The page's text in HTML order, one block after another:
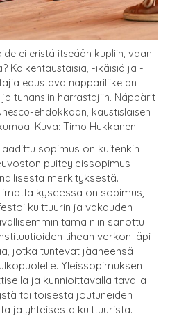
ei eristä itseään kupliin, vaan
Kaikentaustaisia, -ikäisiä ja -
edustava näppäriliike on
tuhansiin harrastajiin. Näppärit
ehdokkaan, kaustislaisen
Kuva: Timo Hukkanen.
sopimus on kuitenkin
puiteyleissopimus
merkityksestä.
kyseessä on sopimus,
kulttuurin ja vakauden
tämä niin sanottu
tiheän verkon läpi
jotka tuntevat jääneensä
Yleissopimuksen
ja kunnioittavalla tavalla
tai toisesta joutuneiden
ja yhteisestä kulttuurista.